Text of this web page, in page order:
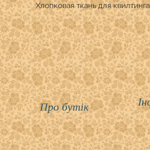
Хлопковая ткань для
Про бутік